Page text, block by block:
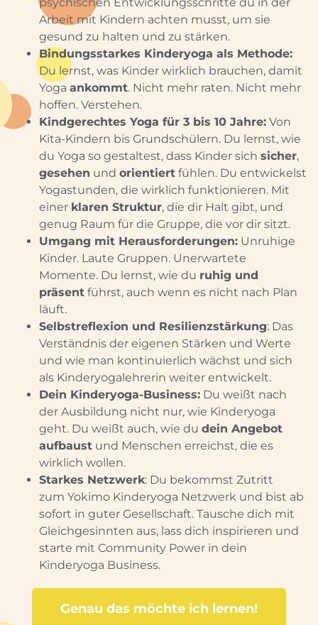
psychischen Entwicklungsschritte du in der
Arbeit mit Kindern achten musst, um sie
gesund zu halten und zu stärken.
Bindungsstarkes Kinderyoga als Methode:
Du lernst, was Kinder wirklich brauchen, damit
Yoga ankommt. Nicht mehr raten. Nicht mehr
hoffen. Verstehen.
Kindgerechtes Yoga für 3 bis 10 Jahre: Von
Kita-Kindern bis Grundschülern. Du lernst, wie
du Yoga so gestaltest, dass Kinder sich sicher,
gesehen und orientiert fühlen. Du entwickelst
Yogastunden, die wirklich funktionieren. Mit
einer klaren Struktur, die dir Halt gibt, und
genug Raum für die Gruppe, die vor dir sitzt.
Umgang mit Herausforderungen: Unruhige
Kinder. Laute Gruppen. Unerwartete
Momente. Du lernst, wie du ruhig und
präsent führst, auch wenn es nicht nach Plan
läuft.
Selbstreflexion und Resilienzstärkung: Das
Verständnis der eigenen Stärken und Werte
und wie man kontinuierlich wächst und sich
als Kinderyogalehrerin weiter entwickelt.
Dein Kinderyoga-Business: Du weißt nach
der Ausbildung nicht nur, wie Kinderyoga
geht. Du weißt auch, wie du dein Angebot
aufbaust und Menschen erreichst, die es
wirklich wollen.
Starkes Netzwerk: Du bekommst Zutritt
zum Yokimo Kinderyoga Netzwerk und bist ab
sofort in guter Gesellschaft. Tausche dich mit
Gleichgesinnten aus, lass dich inspirieren und
starte mit Community Power in dein
Kinderyoga Business.
Genau das möchte ich lernen!